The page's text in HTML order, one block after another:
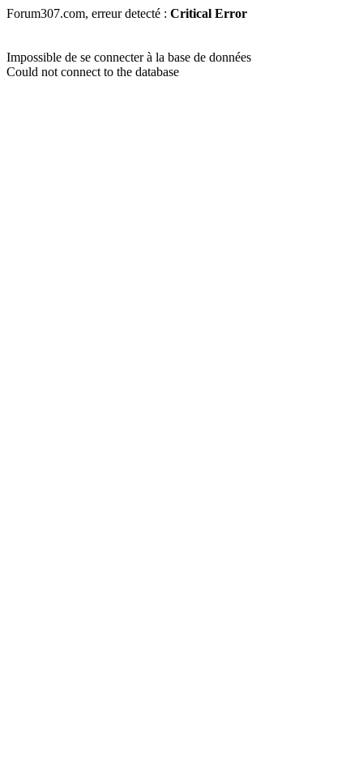
Forum307.com, erreur detecté : Critical Error
Impossible de se connecter à la base de données
Could not connect to the database